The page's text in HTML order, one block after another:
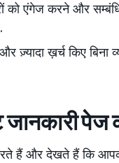
को एंगेज करने और
ज़्यादा ख़र्च किए
पेज
हैं और देखते हैं कि